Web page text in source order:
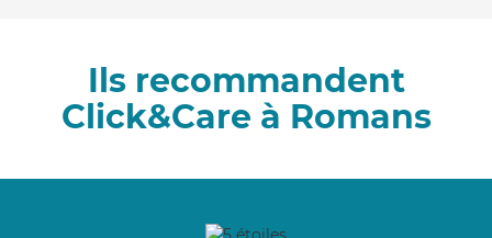
Ils recommandent
Click&Care à Romans